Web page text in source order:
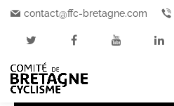
contact@ffc-bretagne.com
« Tous les Événements
Cet événement est passé.